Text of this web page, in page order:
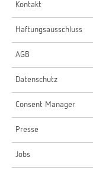
Kontakt
Haftungsausschluss
AGB
Datenschutz
Consent Manager
Presse
Jobs